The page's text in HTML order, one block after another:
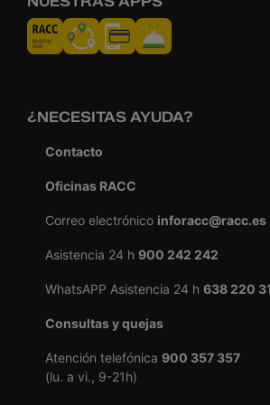
¿NECESITAS AYUDA?
Contacto
Oficinas RACC
Correo electrónico inforacc@racc.es
Asistencia 24 h 900 242 242
WhatsAPP Asistencia 24 h 638 220
Consultas y quejas
Atención telefónica 900 357 357
(lu. a vi., 9-21h)